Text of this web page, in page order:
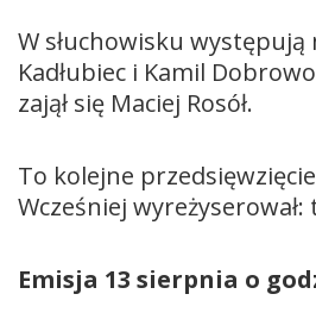
W słuchowisku
Kadłubiec i Kamil
zajął się Maciej Rosół.
To kolejne
Wcześniej
Emisja 13 sierpnia o